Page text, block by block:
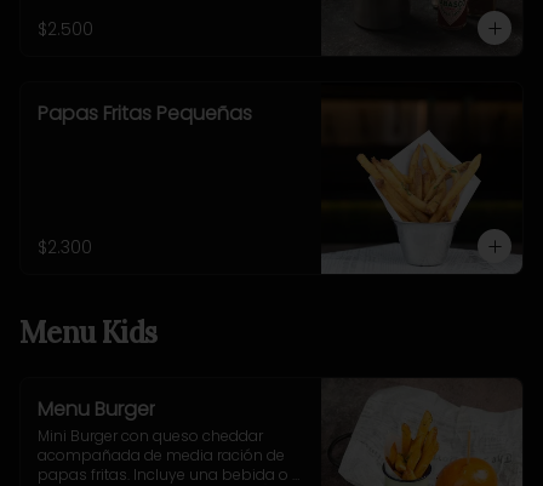
$2.500
Papas Fritas Pequeñas
$2.300
Menu Kids
Menu Burger
Mini Burger con queso cheddar
acompañada de media ración de
papas fritas. Incluye una bebida o